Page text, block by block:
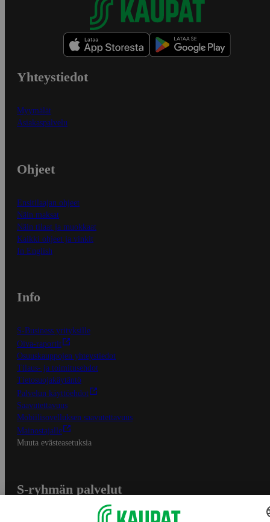
Yhteystiedot
Myymälät
Asiakaspalvelu
Ohjeet
Ensitilaajan ohjeet
Näin maksat
Näin tilaat ja muokkaat
Kaikki ohjeet ja vinkit
In English
Info
S-Business yrityksille
Oiva-raportit
Osuuskauppojen yhteystiedot
Tilaus- ja toimitusehdot
Tietosuojakäytäntö
Palvelun käyttöehdot
Saavutettavuus
Mobiilisovelluksen saavutettavuus
Mainostajalle
Muuta evästeasetuksia
S-ryhmän palvelut